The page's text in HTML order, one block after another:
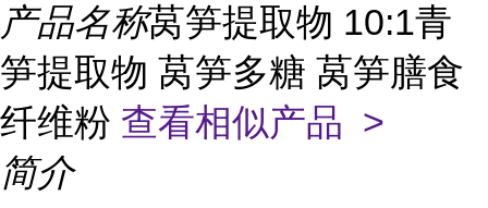
产品名称莴笋提取物 10:1青
笋提取物 莴笋多糖 莴笋膳食
纤维粉 查看相似产品 >
简介